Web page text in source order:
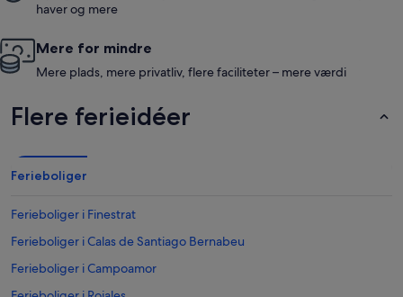
haver og mere
Mere for mindre
Mere plads, mere privatliv, flere faciliteter – mere værdi
Flere ferieidéer
Ferieboliger
Ferieboliger i Finestrat
Ferieboliger i Calas de Santiago Bernabeu
Ferieboliger i Campoamor